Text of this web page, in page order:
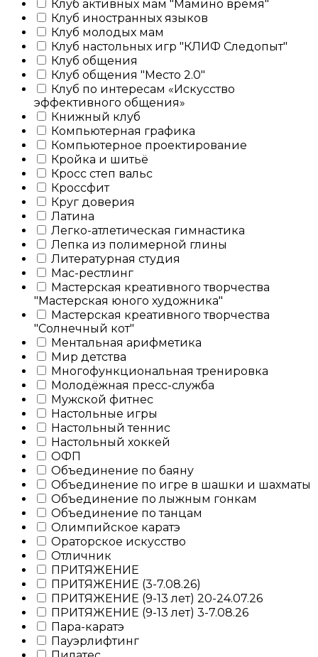
Клуб активных мам "Мамино время"
Клуб иностранных языков
Клуб молодых мам
Клуб настольных игр "КЛИФ Следопыт"
Клуб общения
Клуб общения "Место 2.0"
Клуб по интересам «Искусство
эффективного общения»
Книжный клуб
Компьютерная графика
Компьютерное проектирование
Кройка и шитьё
Кросс степ вальс
Кроссфит
Круг доверия
Латина
Легко-атлетическая гимнастика
Лепка из полимерной глины
Литературная студия
Мас-рестлинг
Мастерская креативного творчества
"Мастерская юного художника"
Мастерская креативного творчества
"Солнечный кот"
Ментальная арифметика
Мир детства
Многофункциональная тренировка
Молодёжная пресс-служба
Мужской фитнес
Настольные игры
Настольный теннис
Настольный хоккей
ОФП
Объединение по баяну
Объединение по игре в шашки и шахматы
Объединение по лыжным гонкам
Объединение по танцам
Олимпийское каратэ
Ораторское искусство
Отличник
ПРИТЯЖЕНИЕ
ПРИТЯЖЕНИЕ (3-7.08.26)
ПРИТЯЖЕНИЕ (9-13 лет) 20-24.07.26
ПРИТЯЖЕНИЕ (9-13 лет) 3-7.08.26
Пара-каратэ
Пауэрлифтинг